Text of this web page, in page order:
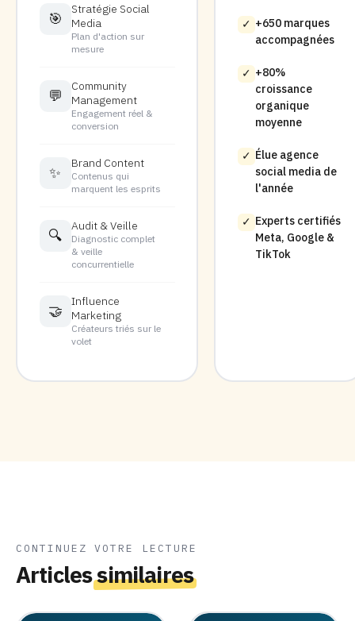
🎯
Stratégie Social
Media
Plan d'action sur
mesure
💬
Community
Management
Engagement réel &
conversion
✨
Brand Content
Contenus qui
marquent les esprits
🔍
Audit & Veille
Diagnostic complet
& veille
concurrentielle
🤝
Influence
Marketing
Créateurs triés sur le
volet
✓ +650 marques
accompagnées
✓ +80%
croissance
organique
moyenne
✓ Élue agence
social media de
l'année
✓ Experts certifiés
Meta, Google &
TikTok
CONTINUEZ VOTRE LECTURE
Articlessimilaires